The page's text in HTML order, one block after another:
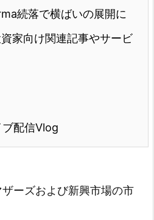
続落で横ばいの展開に
家向け関連記事やサービ
配信Vlog
ーズおよび新興市場の市